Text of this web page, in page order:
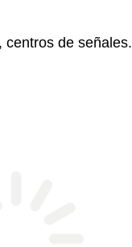
centros de señales.